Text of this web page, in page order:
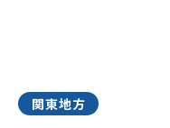
関東地方